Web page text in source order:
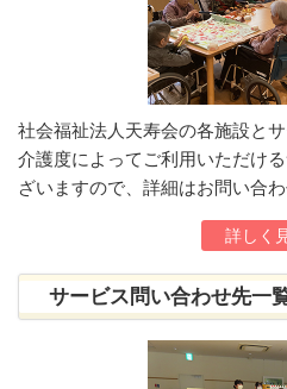
社会福祉法人天寿会の各施設と
介護度によってご利用いただけ
ざいますので、詳細はお問い合わ
詳しく
サービス問い合わせ先一